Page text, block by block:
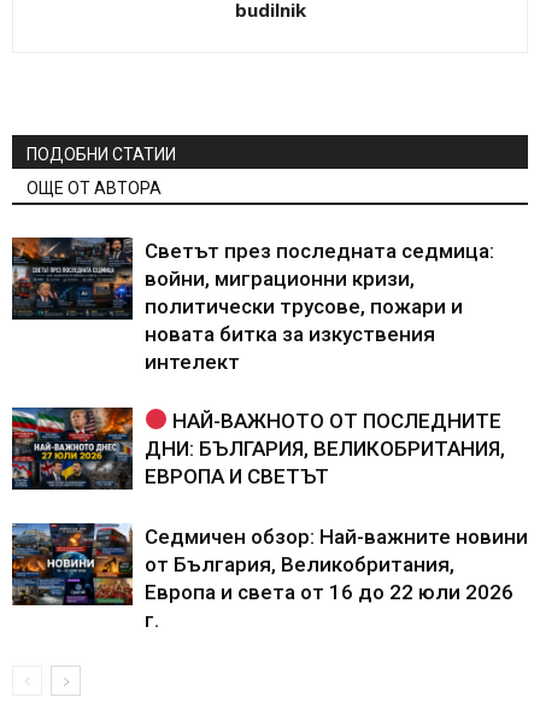
budilnik
ПОДОБНИ СТАТИИ
ОЩЕ ОТ АВТОРА
Светът през последната седмица:
войни, миграционни кризи,
политически трусове, пожари и
новата битка за изкуствения
интелект
НАЙ-ВАЖНОТО ОТ ПОСЛЕДНИТЕ
ДНИ: БЪЛГАРИЯ, ВЕЛИКОБРИТАНИЯ,
ЕВРОПА И СВЕТЪТ
Седмичен обзор: Най-важните новини
от България, Великобритания,
Европа и света от 16 до 22 юли 2026
г.